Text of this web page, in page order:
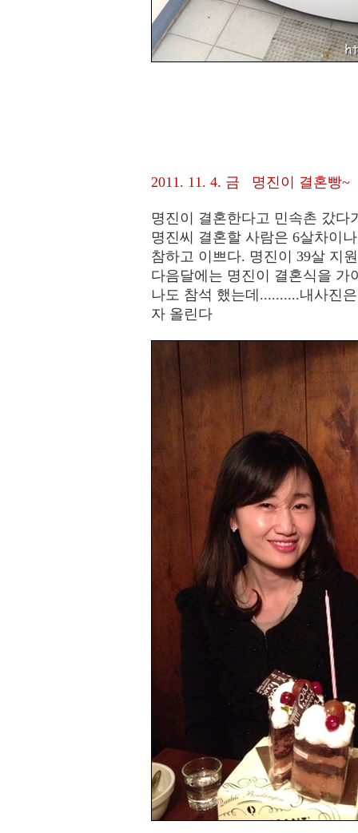
2011. 11. 4. 금 명진이 결혼빵~
명진이 결혼한다고 민속촌 갔다
명진씨 결혼할 사람은 6살차이
참하고 이쁘다. 명진이 39살 지
다음달에는 명진이 결혼식을 가
나도 참석 했는데..........내사진
자 올린다